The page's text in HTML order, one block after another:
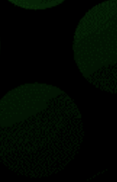
ser jugados desde
JUEGOS
SERIES Gracias a la